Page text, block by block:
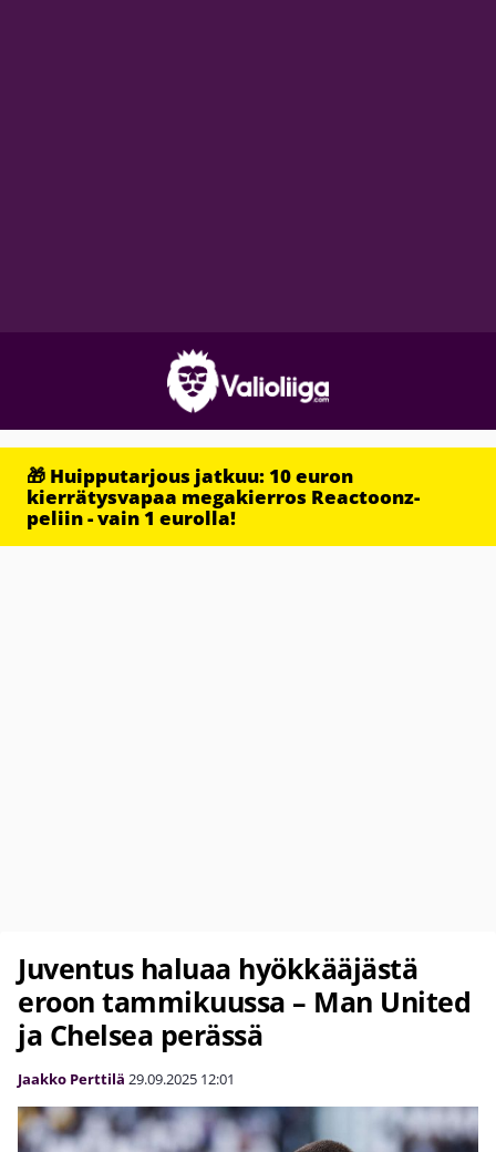
🎁 Huipputarjous jatkuu: 10 euron
kierrätysvapaa megakierros Reactoonz-
peliin - vain 1 eurolla!
Juventus haluaa hyökkääjästä
eroon tammikuussa – Man United
ja Chelsea perässä
Jaakko Perttilä 29.09.2025 12:01